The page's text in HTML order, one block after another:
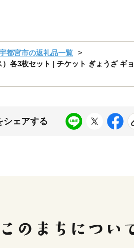
都宮市の返礼品一覧
各3枚セット | チケット ぎょうざ ギ
シェアする